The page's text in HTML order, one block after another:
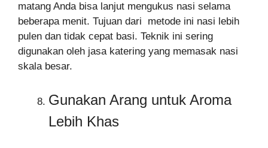
matang Anda bisa lanjut mengukus nasi selama
beberapa menit. Tujuan dari metode ini nasi lebih
pulen dan tidak cepat basi. Teknik ini sering
digunakan oleh jasa katering yang memasak nasi
skala besar.
Gunakan Arang untuk Aroma
Lebih Khas